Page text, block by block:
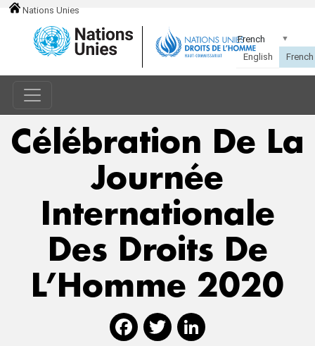
Nations Unies
Célébration De La
Journée
Internationale
Des Droits De
L’Homme 2020
Facebook
Twitter